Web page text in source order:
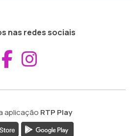
nas redes sociais
Aceder ao
aplicação RTP Play